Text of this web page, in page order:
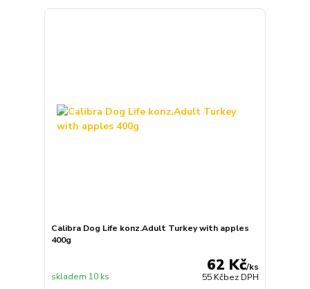
Calibra Dog Life konz.Adult Turkey with apples
400g
62 Kč/ks
55 Kčbez DPH
skladem 10 ks